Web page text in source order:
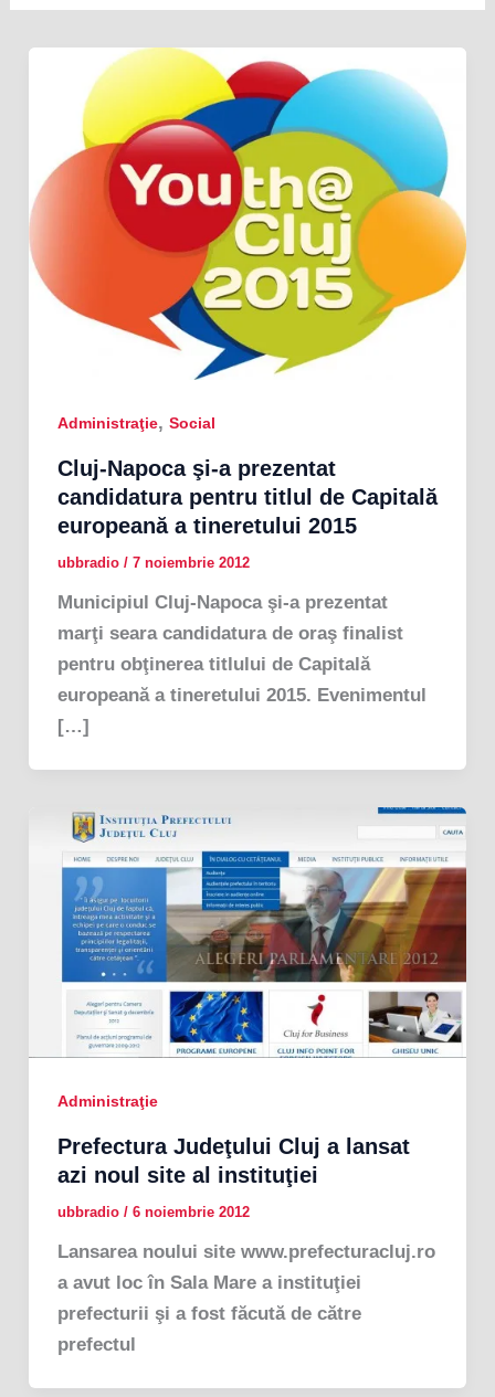
Administraţie, Social
Cluj-Napoca şi-a prezentat
candidatura pentru titlul de Capitală
europeană a tineretului 2015
ubbradio / 7 noiembrie 2012
Municipiul Cluj-Napoca şi-a prezentat
marţi seara candidatura de oraş finalist
pentru obţinerea titlului de Capitală
europeană a tineretului 2015. Evenimentul
[…]
Administraţie
Prefectura Judeţului Cluj a lansat
azi noul site al instituţiei
ubbradio / 6 noiembrie 2012
Lansarea noului site www.prefecturacluj.ro
a avut loc în Sala Mare a instituţiei
prefecturii şi a fost făcută de către
prefectul